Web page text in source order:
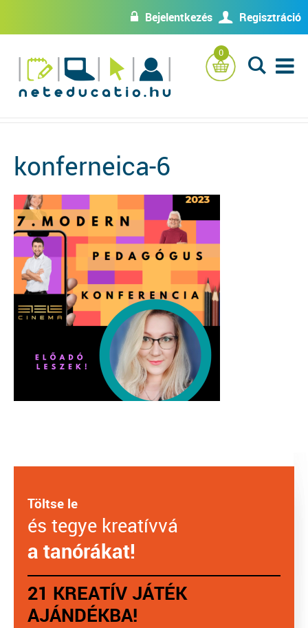
w Bejelentkezés U Regisztráció
0
L
konferneica-6
Töltse le
és tegye kreatívvá
a tanórákat!
21 KREATÍV JÁTÉK
AJÁNDÉKBA!